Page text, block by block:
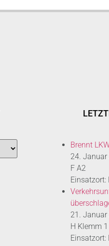
Brennt
24. Januar
F A2
Einsatzort:
21. Januar
H Klemm 1
Einsatzort: